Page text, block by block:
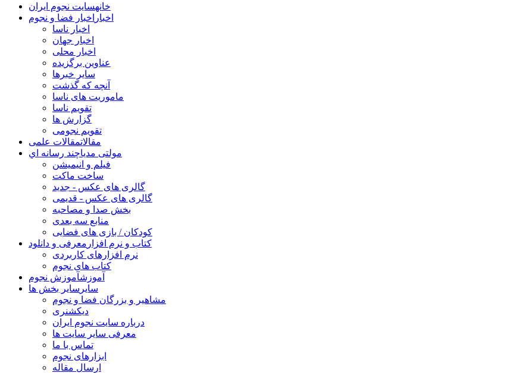
خانهسایت نجوم ایران
اخبار اخبار فضا و نجوم
اخبار ناسا
اخبار جهان
اخبار محلی
عناوین برگزیده
سایر خبرها
آنچه که گذشت
ماموریت های ناسا
تقویم ناسا
گزارش ها
تقویم نجومی
مقالاتمقالات علمی
مولتی مدیاچند رسانه اي
فیلم و انیمیشن
ساخت ماکت
گالری های عکس - جدید
گالری های عکس - قدیمی
بخش صدا و مصاحبه
منابع سه بعدی
کودکان / بازی های فضایی
کتاب و نرم افزار معرفی و دانلود
نرم افزارهای کاربردی
کتاب های نجوم
آموزشآموزش نجوم
سایر سایر بخش ها
مشاهیر و بزرگان فضا و نجوم
دیکشنری
درباره سایت نجوم ایران
معرفی سایر سایت ها
تماس با ما
ابزارهای نجوم
ارسال مقاله